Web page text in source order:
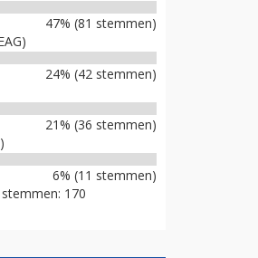
47% (81 stemmen)
24% (42 stemmen)
21% (36 stemmen)
6% (11 stemmen)
170